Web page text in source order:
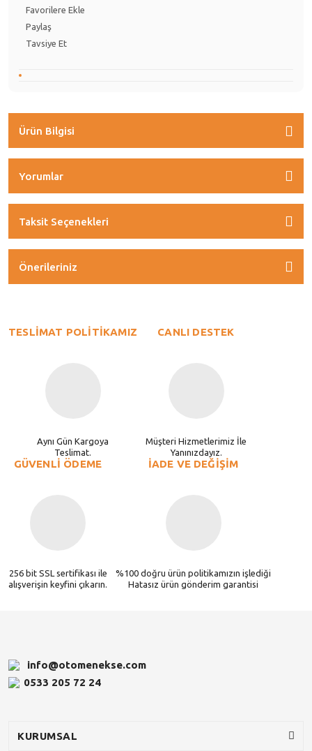
Paylaş
Tavsiye Et
Ürün Bilgisi
Yorumlar
Taksit Seçenekleri
Önerileriniz
TESLİMAT POLİTİKAMIZ
Aynı Gün Kargoya
Teslimat.
CANLI DESTEK
Müşteri Hizmetlerimiz İle
Yanınızdayız.
GÜVENLİ ÖDEME
256 bit SSL sertifikası ile
alışverişin keyfini çıkarın.
İADE VE DEĞİŞİM
%100 doğru ürün politikamızın işlediği
Hatasız ürün gönderim garantisi
info@otomenekse.com
0533 205 72 24
KURUMSAL